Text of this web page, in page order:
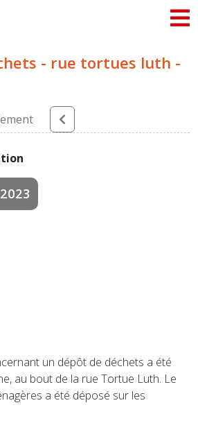
- rue tortues luth -
un dépôt de déchets a été
au bout de la rue Tortue Luth. Le
a été déposé sur les
cookies